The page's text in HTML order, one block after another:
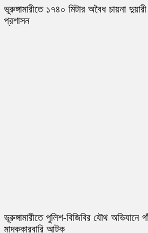
ভূরুঙ্গামারীতে ১৭৪০ মিটার অবৈধ চায়না
প্রশাসন
ভূরুঙ্গামারীতে পুলিশ-বিজিবির যৌথ অভিযানে
মাদককারবারি আটক